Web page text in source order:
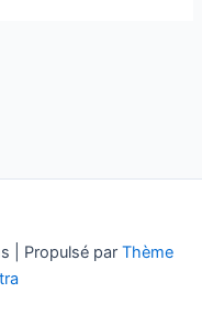
| Propulsé par Thème